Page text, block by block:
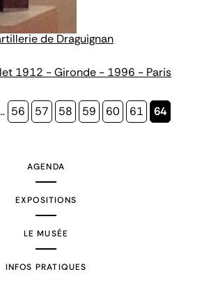
de Draguignan
1912 - Gironde - 1996 - Paris
Page
56 Page
57 Page
58 Page
59 Page
60 Page
61
Page
64
AGENDA
EXPOSITIONS
LE MUSÉE
INFOS PRATIQUES